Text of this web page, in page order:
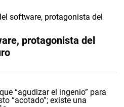
protagonista del